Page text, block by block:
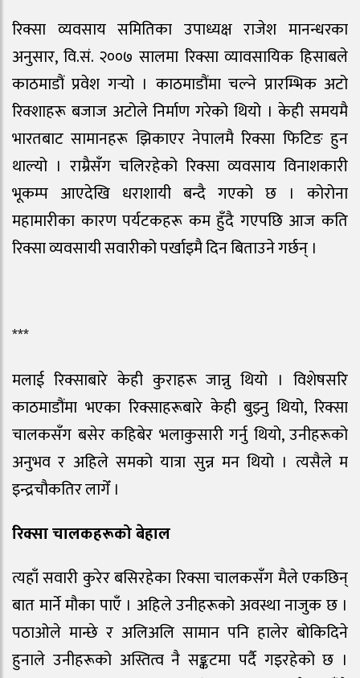
रिक्सा व्यवसाय समितिका उपाध्यक्ष राजेश मानन्धरका
अनुसार, वि.सं. २००७ सालमा रिक्सा व्यावसायिक हिसाबले
काठमाडौं प्रवेश गर्‍यो । काठमाडौंमा चल्ने प्रारम्भिक अटो
रिक्शाहरू बजाज अटोले निर्माण गरेको थियो । केही समयमै
भारतबाट सामानहरू झिकाएर नेपालमै रिक्सा फिटिङ हुन
थाल्यो । राम्रैसँग चलिरहेको रिक्सा व्यवसाय विनाशकारी
भूकम्प आएदेखि धराशायी बन्दै गएको छ । कोरोना
महामारीका कारण पर्यटकहरू कम हुँदै गएपछि आज कति
रिक्सा व्यवसायी सवारीको पर्खाइमै दिन बिताउने गर्छन् ।
***
मलाई रिक्साबारे केही कुराहरू जान्नु थियो । विशेषसरि
काठमाडौंमा भएका रिक्साहरूबारे केही बुझ्नु थियो, रिक्सा
चालकसँग बसेर कहिबेर भलाकुसारी गर्नु थियो, उनीहरूको
अनुभव र अहिले समको यात्रा सुन्न मन थियो । त्यसैले म
इन्द्रचौकतिर लागेँ ।
रिक्सा चालकहरूको बेहाल
त्यहाँ सवारी कुरेर बसिरहेका रिक्सा चालकसँग मैले एकछिन्
बात मार्ने मौका पाएँ । अहिले उनीहरूको अवस्था नाजुक छ ।
पठाओले मान्छे र अलिअलि सामान पनि हालेर बोकिदिने
हुनाले उनीहरूको अस्तित्व नै सङ्कटमा पर्दै गइरहेको छ ।